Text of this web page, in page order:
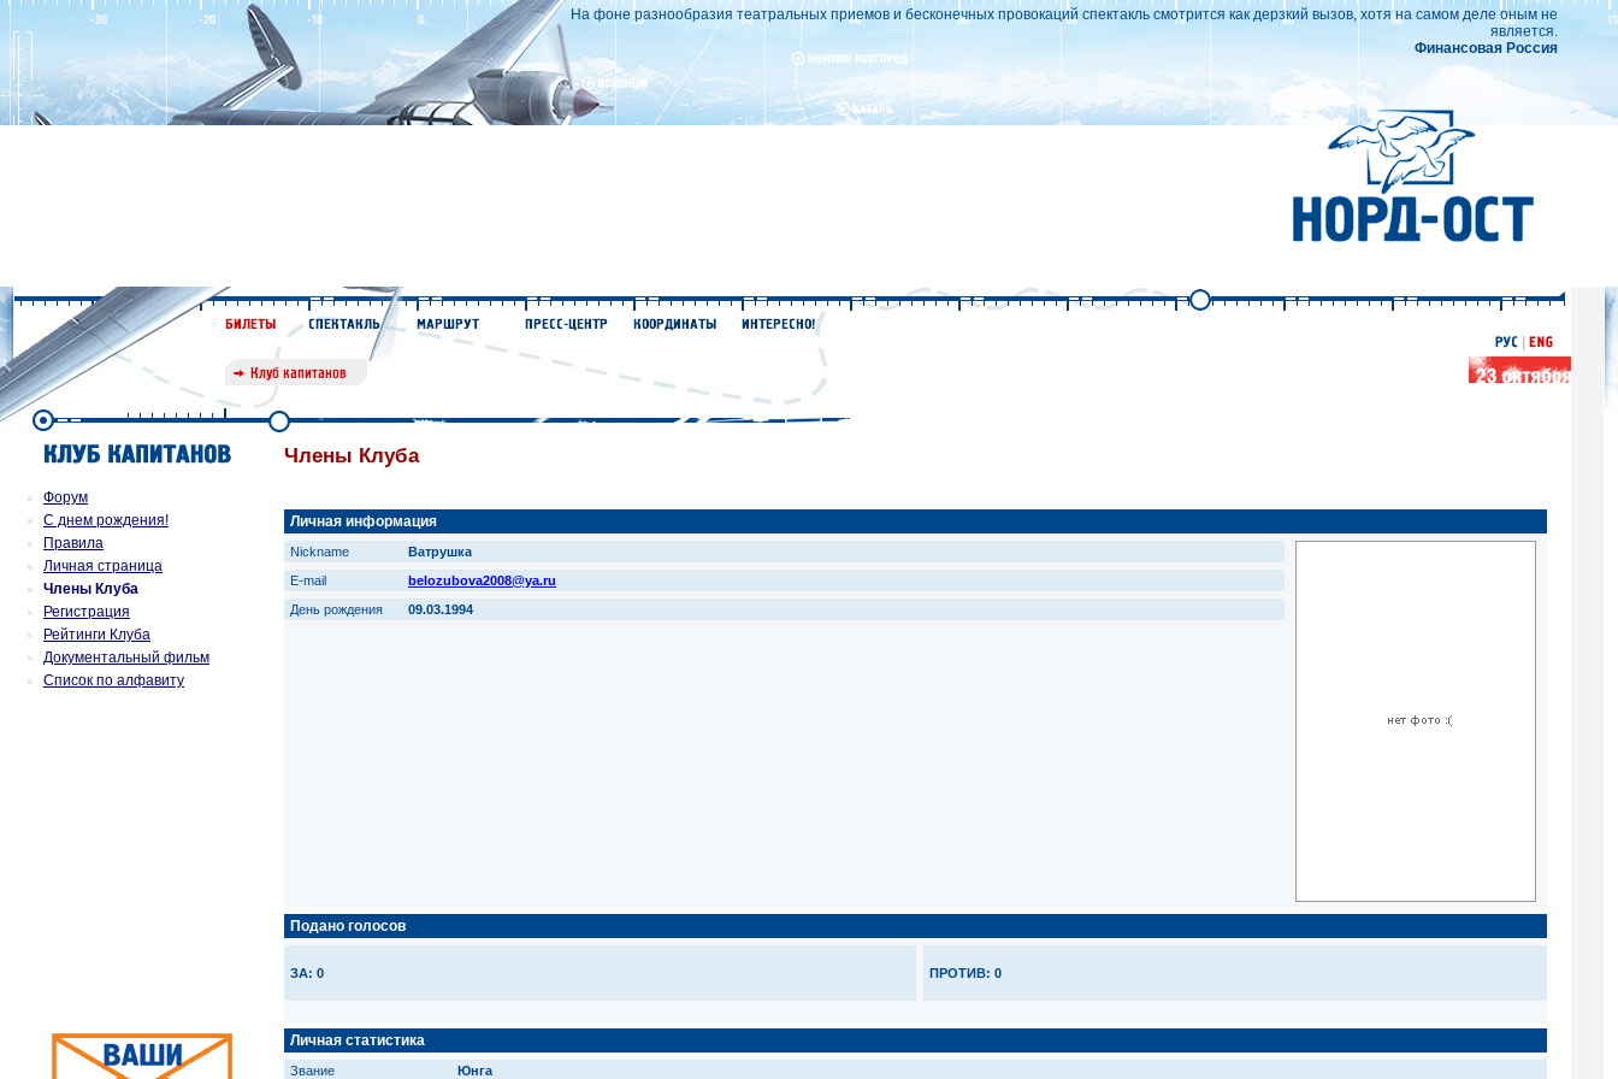
На фоне разнообразия театральных приемов и бесконечных провокаций спектакль смотрится как дерзкий вызов, хотя на самом деле оным не
является.
Финансовая Россия
Форум
С днем рождения!
Правила
Личная страница
Члены Клуба
Регистрация
Рейтинги Клуба
Документальный фильм
Список по алфавиту
Члены Клуба
Личная информация
Nickname
Ватрушка
E-mail
belozubova2008@ya.ru
День рождения
09.03.1994
Подано голосов
ЗА: 0 ПРОТИВ: 0
Личная статистика
Звание Юнга